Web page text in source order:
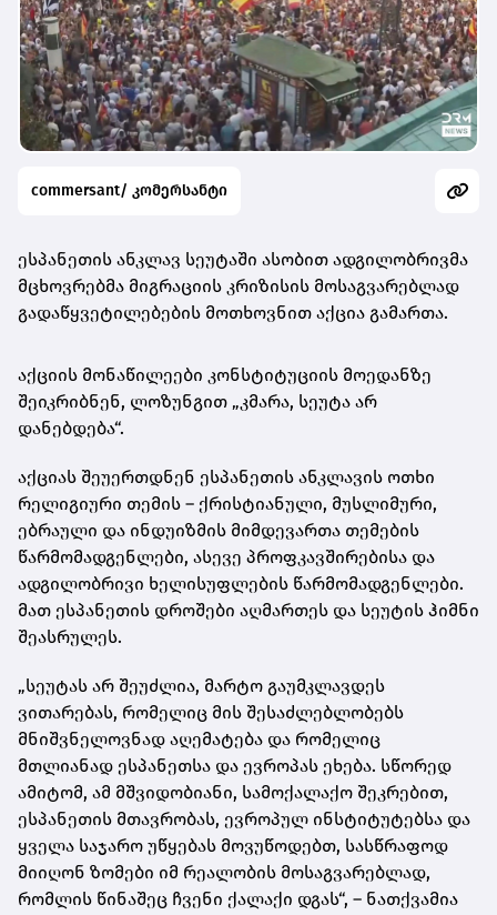
commersant/ კომერსანტი
ესპანეთის ანკლავ სეუტაში ასობით ადგილობრივმა
მცხოვრებმა მიგრაციის კრიზისის მოსაგვარებლად
გადაწყვეტილებების მოთხოვნით აქცია გამართა.
აქციის მონაწილეები კონსტიტუციის მოედანზე
შეიკრიბნენ, ლოზუნგით „კმარა, სეუტა არ
დანებდება“.
აქციას შეუერთდნენ ესპანეთის ანკლავის ოთხი
რელიგიური თემის – ქრისტიანული, მუსლიმური,
ებრაული და ინდუიზმის მიმდევართა თემების
წარმომადგენლები, ასევე პროფკავშირებისა და
ადგილობრივი ხელისუფლების წარმომადგენლები.
მათ ესპანეთის დროშები აღმართეს და სეუტის ჰიმნი
შეასრულეს.
„სეუტას არ შეუძლია, მარტო გაუმკლავდეს
ვითარებას, რომელიც მის შესაძლებლობებს
მნიშვნელოვნად აღემატება და რომელიც
მთლიანად ესპანეთსა და ევროპას ეხება. სწორედ
ამიტომ, ამ მშვიდობიანი, სამოქალაქო შეკრებით,
ესპანეთის მთავრობას, ევროპულ ინსტიტუტებსა და
ყველა საჯარო უწყებას მოვუწოდებთ, სასწრაფოდ
მიიღონ ზომები იმ რეალობის მოსაგვარებლად,
რომლის წინაშეც ჩვენი ქალაქი დგას“, – ნათქვამია